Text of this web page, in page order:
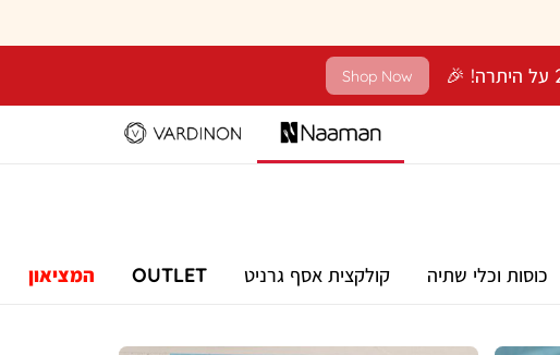
Shop Now
כוסות וכלי שתיה קולקצית אסף גרניט OUTLET המציאון